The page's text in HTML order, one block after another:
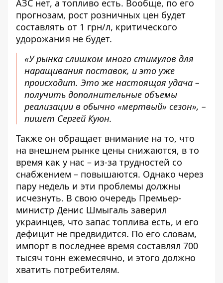
АЗС нет, а топливо есть. Вообще, по его
прогнозам, рост розничных цен будет
составлять от 1 грн/л, критического
удорожания не будет.
«У рынка слишком много стимулов для
наращивания поставок, и это уже
происходит. Это же настоящая удача –
получить дополнительные объемы
реализации в обычно «мертвый» сезон», –
пишет Сергей Куюн.
Также он обращает внимание на то, что
на внешнем рынке цены снижаются, в то
время как у нас – из-за трудностей со
снабжением – повышаются. Однако через
пару недель и эти проблемы должны
исчезнуть. В свою очередь Премьер-
министр Денис Шмыгаль заверил
украинцев, что запас топлива есть, и его
дефицит не предвидится. По его словам,
импорт в последнее время составлял 700
тысяч тонн ежемесячно, и этого должно
хватить потребителям.